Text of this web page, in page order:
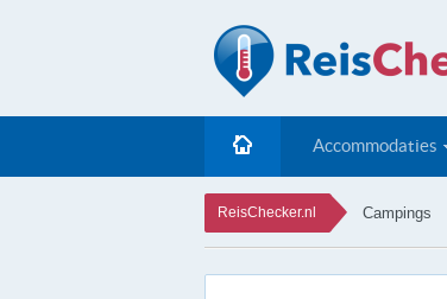
Accommodaties
ReisChecker.nl Campings